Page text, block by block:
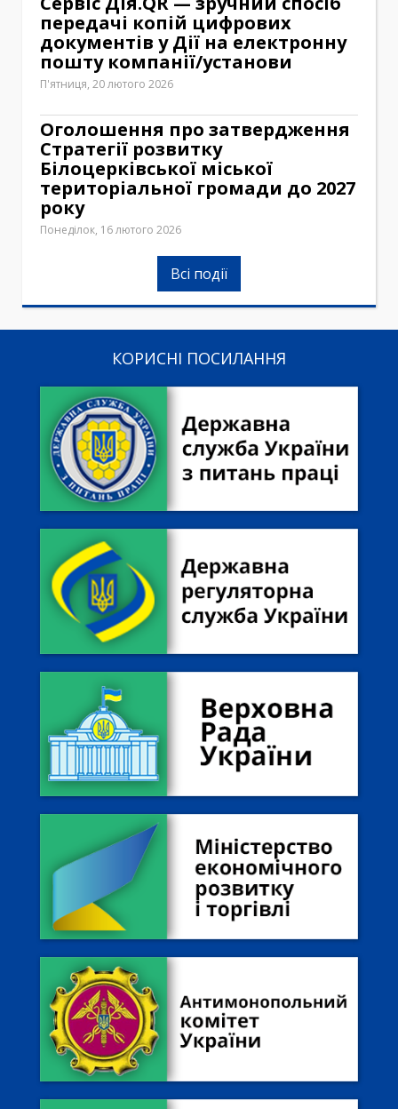
передачі копій цифрових
документів у Дії на електронну
пошту компанії/установи
П'ятниця, 20 лютого 2026
Оголошення про затвердження
Стратегії розвитку
Білоцерківської міської
територіальної громади до 2027
року
Понеділок, 16 лютого 2026
Всі події
КОРИСНІ ПОСИЛАННЯ